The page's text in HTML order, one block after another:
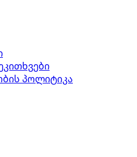
პოლიტიკა